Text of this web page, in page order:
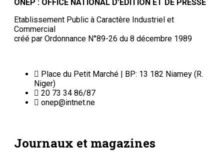
ONEP : OFFICE NATIONAL D’EDITION ET DE PRESSE
Etablissement Public à Caractère Industriel et
Commercial
créé par Ordonnance N°89-26 du 8 décembre 1989
Place du Petit Marché | BP: 13 182 Niamey (R.
Niger)
20 73 34 86/87
onep@intnet.ne
Journaux et magazines